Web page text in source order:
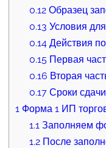
0.12 Образец
0.13 Условия
0.14 Действия
0.15 Первая
0.16 Вторая
0.17 Сроки
1 Форма 1 ИП
1.1 Заполняем
1.2 После